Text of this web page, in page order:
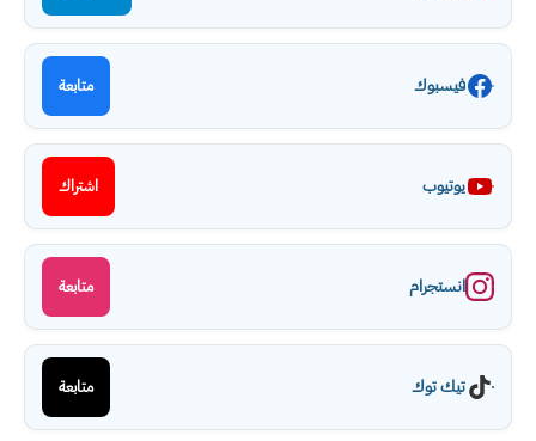
فيسبوك متابعة
يوتيوب اشتراك
انستجرام متابعة
تيك توك متابعة